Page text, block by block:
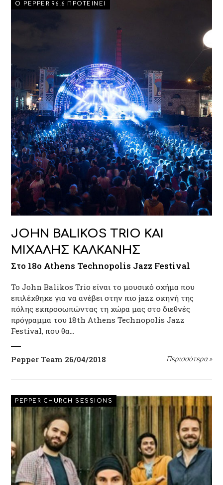
EVENTS
Ο PEPPER 96.6 ΠΡΟΤΕΙΝΕΙ
JOHN BALIKOS TRIO ΚΑΙ
ΜΙΧΑΛΗΣ ΚΑΛΚΑΝΗΣ
Στο 18ο Athens Technopolis Jazz Festival
Το John Balikos Trio είναι το μουσικό σχήμα που
επιλέχθηκε για να ανέβει στην πιο jazz σκηνή της
πόλης εκπροσωπώντας τη χώρα μας στο διεθνές
πρόγραμμα του 18th Athens Technopolis Jazz
Festival, που θα…
Pepper Team 26/04/2018 Περισσότερα »
PEPPER CHURCH SESSIONS